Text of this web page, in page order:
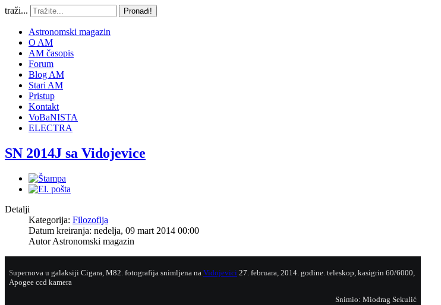
traži... Pronađi!
Astronomski magazin
O AM
AM časopis
Forum
Blog AM
Stari AM
Pristup
Kontakt
VoBaNISTA
ELECTRA
SN 2014J sa Vidojevice
Detalji
Kategorija: Filozofija
Datum kreiranja: nedelja, 09 mart 2014 00:00
AutorAstronomski magazin
Supernova u galaksiji Cigara, M82. fotografija snimljena na Vidojevici 27. februara, 2014. godine. teleskop, kasigrin 60/6000,
Apogee ccd kamera
Snimio: Miodrag Sekulić